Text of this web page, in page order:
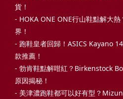
貨！
- HOKA ONE ONE行山鞋點解大
界！
- 跑鞋皇者回歸！ASICS Kayano
款推薦！
- 勃肯鞋點解咁紅？Birkenstock
原因揭秘！
- 美津濃跑鞋都可以好有型？